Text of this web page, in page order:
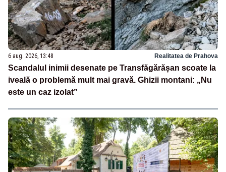
6 aug. 2026, 13:48 Realitatea de Prahova
Scandalul inimii desenate pe Transfăgărășan scoate la
iveală o problemă mult mai gravă. Ghizii montani: „Nu
este un caz izolat”